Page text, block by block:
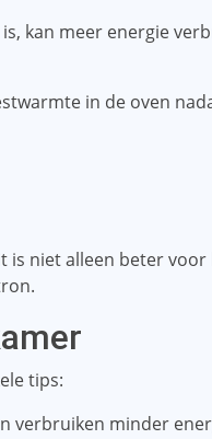
kan meer energie
in de oven
is niet alleen beter voor
tips:
verbruiken minder